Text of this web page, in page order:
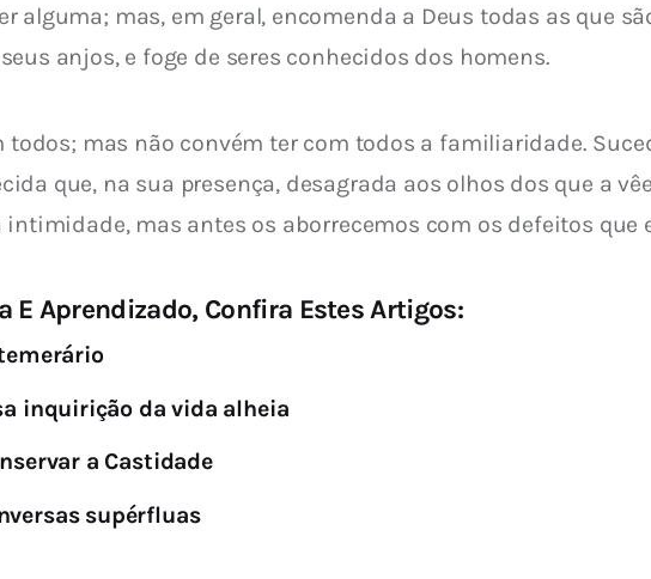
mas, em geral, encomenda a Deus todas as que
anjos, e foge de seres conhecidos dos homens.
mas não convém ter com todos a familiaridade.
que, na sua presença, desagrada aos olhos dos que a
mas antes os aborrecemos com os defeitos que
E Aprendizado, Confira Estes Artigos:
inquirição da vida alheia
a Castidade
supérfluas